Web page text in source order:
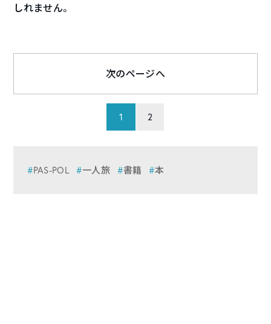
しれません。
1 2
次のページへ
PAS-POL 一人旅 書籍 本